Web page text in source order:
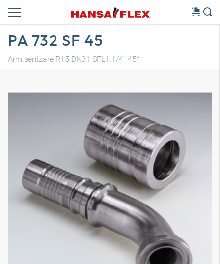
PA 732 SF 45
Arm.sertizare R15 DN31 SFL1.1/4" 45°
Model 3D